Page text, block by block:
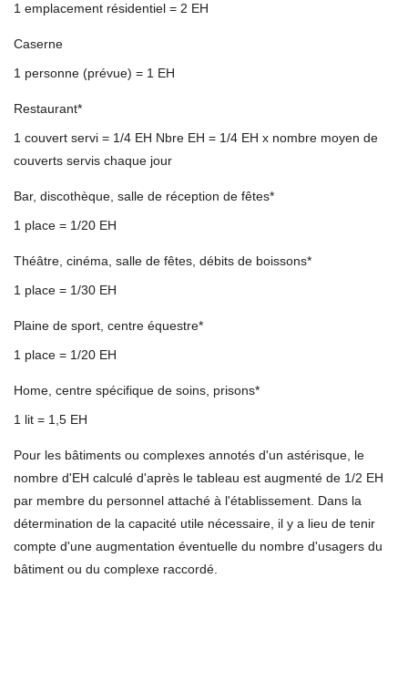
1 emplacement résidentiel = 2 EH
Caserne
1 personne (prévue) = 1 EH
Restaurant*
1 couvert servi = 1/4 EH Nbre EH = 1/4 EH x nombre moyen de
couverts servis chaque jour
Bar, discothèque, salle de réception de fêtes*
1 place = 1/20 EH
Théâtre, cinéma, salle de fêtes, débits de boissons*
1 place = 1/30 EH
Plaine de sport, centre équestre*
1 place = 1/20 EH
Home, centre spécifique de soins, prisons*
1 lit = 1,5 EH
Pour les bâtiments ou complexes annotés d'un astérisque, le
nombre d'EH calculé d'après le tableau est augmenté de 1/2 EH
par membre du personnel attaché à l'établissement. Dans la
détermination de la capacité utile nécessaire, il y a lieu de tenir
compte d'une augmentation éventuelle du nombre d'usagers du
bâtiment ou du complexe raccordé.